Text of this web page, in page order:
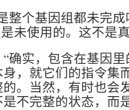
整个基因组都未完
未使用的。这不是
确实，包含在基因
，就它们的指令集
。当然，有时也会
不完整的状态，而